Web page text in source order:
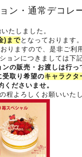
ン・通常デコレ
たしました。
)までとなっております。
りますので、是非ご利
ョンにつきましては下
の販売・お渡しは行っ
受取り希望のキャラクタ
ださいませ。
程よろしくお願いいたし